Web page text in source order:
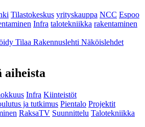
Tilastokeskus yrityskauppa NCC Espoo
Infra talotekniikka rakentaminen
Tilaa Rakennuslehti Näköislehdet
aiheista
Infra Kiinteistöt
ja tutkimus Pientalo Projektit
RaksaTV Suunnittelu Talotekniikka